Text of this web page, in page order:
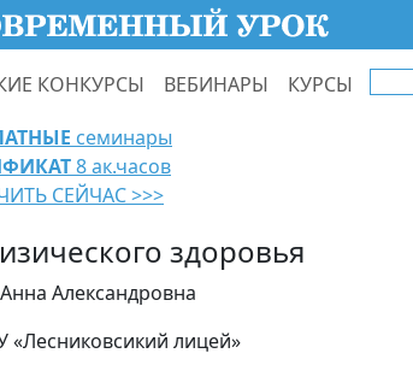
КОНКУРСЫ ВЕБИНАРЫ КУРСЫ
семинары
8 ак.часов
СЕЙЧАС >>>
здоровья
Александровна
лицей»